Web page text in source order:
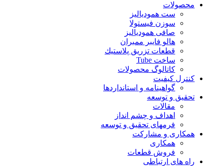
محصولات
ست همودیالیز
سوزن فیستولا
صافی همودیالیز
هالو فایبر ممبران
قطعات تزريق پلاستيك
ساخت Tube
کاتالوگ محصولات
کنترل کیفیت
گواهينامه و استانداردها
تحقيق و توسعه
مقالات
اهداف و چشم انداز
فرمهای تحقیق و توسعه
همکاری و مشارکت
همکاری
فروش قطعات
راه های ارتباطی